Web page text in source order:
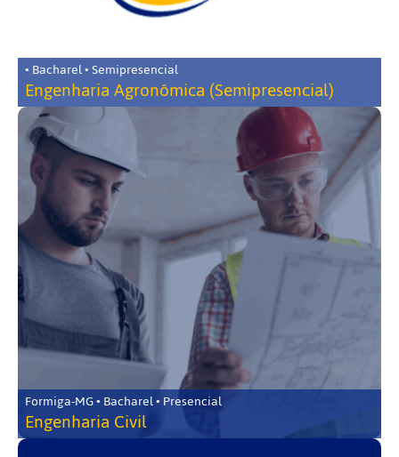
• Bacharel • Semipresencial
Engenharia Agronômica (Semipresencial)
Formiga-MG • Bacharel • Presencial
Engenharia Civil